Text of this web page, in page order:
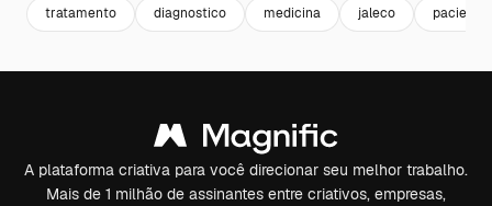
tratamento diagnostico medicina jaleco paciente
A plataforma criativa para você direcionar seu melhor trabalho.
Mais de 1 milhão de assinantes entre criativos, empresas,